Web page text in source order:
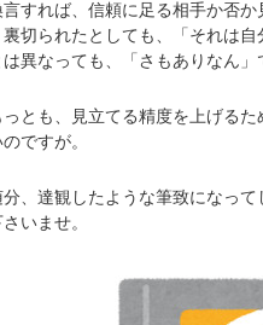
すれば、信頼に足る相手か否か
裏切られたとしても、「それは
異なっても、「さもありなん」
とも、見立てる精度を上げるた
ですが。
、達観したような筆致になって
いませ。